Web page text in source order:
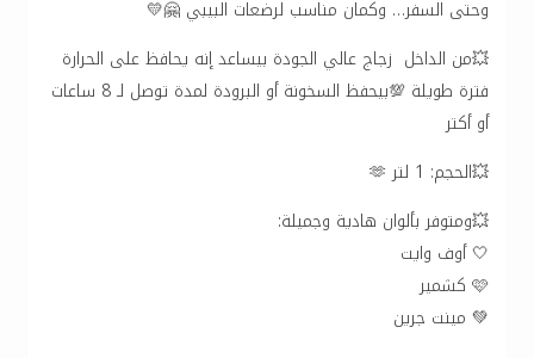
وحتى السفر… وكمان مناسب لرضعات البيبي 🤗💛
💥من الداخل زجاج عالي الجودة بيساعد إنه يحافظ على الحرارة
فترة طويلة 💯بيحفظ السخونة أو البرودة لمدة توصل لـ 8 ساعات
أو أكتر
💥الحجم: 1 لتر 🫶
💥ومتوفر بألوان هادية وجميلة:
🤍 أوف وايت
🩷 كشمير
💚 مينت جرين